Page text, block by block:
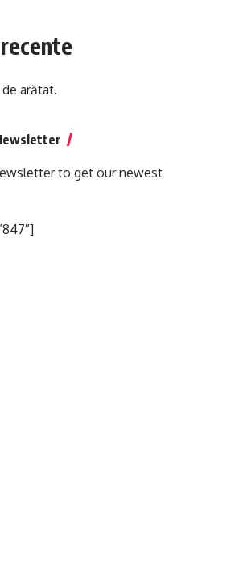
arătat.
to get our newest